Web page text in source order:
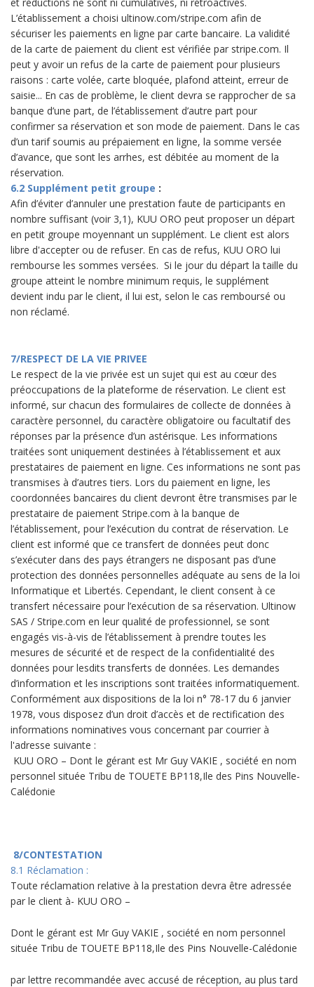
L’établissement a choisi ultinow.com/stripe.com afin de
sécuriser les paiements en ligne par carte bancaire. La validité
de la carte de paiement du client est vérifiée par stripe.com. Il
peut y avoir un refus de la carte de paiement pour plusieurs
raisons : carte volée, carte bloquée, plafond atteint, erreur de
saisie... En cas de problème, le client devra se rapprocher de sa
banque d’une part, de l’établissement d’autre part pour
confirmer sa réservation et son mode de paiement. Dans le cas
d’un tarif soumis au prépaiement en ligne, la somme versée
d’avance, que sont les arrhes, est débitée au moment de la
réservation.
6.2 Supplément petit groupe :
Afin d’éviter d’annuler une prestation faute de participants en
nombre suffisant (voir 3,1), KUU ORO peut proposer un départ
en petit groupe moyennant un supplément. Le client est alors
libre d'accepter ou de refuser. En cas de refus, KUU ORO lui
rembourse les sommes versées. Si le jour du départ la taille du
groupe atteint le nombre minimum requis, le supplément
devient indu par le client, il lui est, selon le cas remboursé ou
non réclamé.
7/RESPECT DE LA VIE PRIVEE
Le respect de la vie privée est un sujet qui est au cœur des
préoccupations de la plateforme de réservation. Le client est
informé, sur chacun des formulaires de collecte de données à
caractère personnel, du caractère obligatoire ou facultatif des
réponses par la présence d’un astérisque. Les informations
traitées sont uniquement destinées à l’établissement et aux
prestataires de paiement en ligne. Ces informations ne sont pas
transmises à d’autres tiers. Lors du paiement en ligne, les
coordonnées bancaires du client devront être transmises par le
prestataire de paiement Stripe.com à la banque de
l’établissement, pour l’exécution du contrat de réservation. Le
client est informé que ce transfert de données peut donc
s’exécuter dans des pays étrangers ne disposant pas d’une
protection des données personnelles adéquate au sens de la loi
Informatique et Libertés. Cependant, le client consent à ce
transfert nécessaire pour l’exécution de sa réservation. Ultinow
SAS / Stripe.com en leur qualité de professionnel, se sont
engagés vis-à-vis de l’établissement à prendre toutes les
mesures de sécurité et de respect de la confidentialité des
données pour lesdits transferts de données. Les demandes
d’information et les inscriptions sont traitées informatiquement.
Conformément aux dispositions de la loi n° 78-17 du 6 janvier
1978, vous disposez d’un droit d’accès et de rectification des
informations nominatives vous concernant par courrier à
l'adresse suivante :
KUU ORO – Dont le gérant est Mr Guy VAKIE , société en nom
personnel située Tribu de TOUETE BP118,Ile des Pins Nouvelle-
Calédonie
8/CONTESTATION
8.1 Réclamation :
Toute réclamation relative à la prestation devra être adressée
par le client à- KUU ORO –
Dont le gérant est Mr Guy VAKIE , société en nom personnel
située Tribu de TOUETE BP118,Ile des Pins Nouvelle-Calédonie
par lettre recommandée avec accusé de réception, au plus tard